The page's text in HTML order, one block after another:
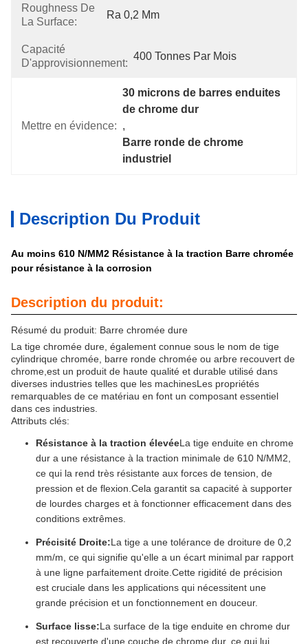
Roughness De
La Surface:
Ra 0,2 Μm
Capacité
D'approvisionnement:
400 Tonnes Par Mois
Mettre en évidence:
30 microns de barres enduites
de chrome dur
,
Barre ronde de chrome
industriel
Description Du Produit
Au moins 610 N/MM2 Résistance à la traction Barre chromée
pour résistance à la corrosion
Description du produit:
Résumé du produit: Barre chromée dure
La tige chromée dure, également connue sous le nom de tige
cylindrique chromée, barre ronde chromée ou arbre recouvert de
chrome,est un produit de haute qualité et durable utilisé dans
diverses industries telles que les machinesLes propriétés
remarquables de ce matériau en font un composant essentiel
dans ces industries.
Attributs clés:
Résistance à la traction élevéeLa tige enduite en chrome
dur a une résistance à la traction minimale de 610 N/MM2,
ce qui la rend très résistante aux forces de tension, de
pression et de flexion.Cela garantit sa capacité à supporter
de lourdes charges et à fonctionner efficacement dans des
conditions extrêmes.
Précisité Droite:La tige a une tolérance de droiture de 0,2
mm/m, ce qui signifie qu'elle a un écart minimal par rapport
à une ligne parfaitement droite.Cette rigidité de précision
est cruciale dans les applications qui nécessitent une
grande précision et un fonctionnement en douceur.
Surface lisse:La surface de la tige enduite en chrome dur
est recouverte d'une couche de chrome dur, ce qui lui